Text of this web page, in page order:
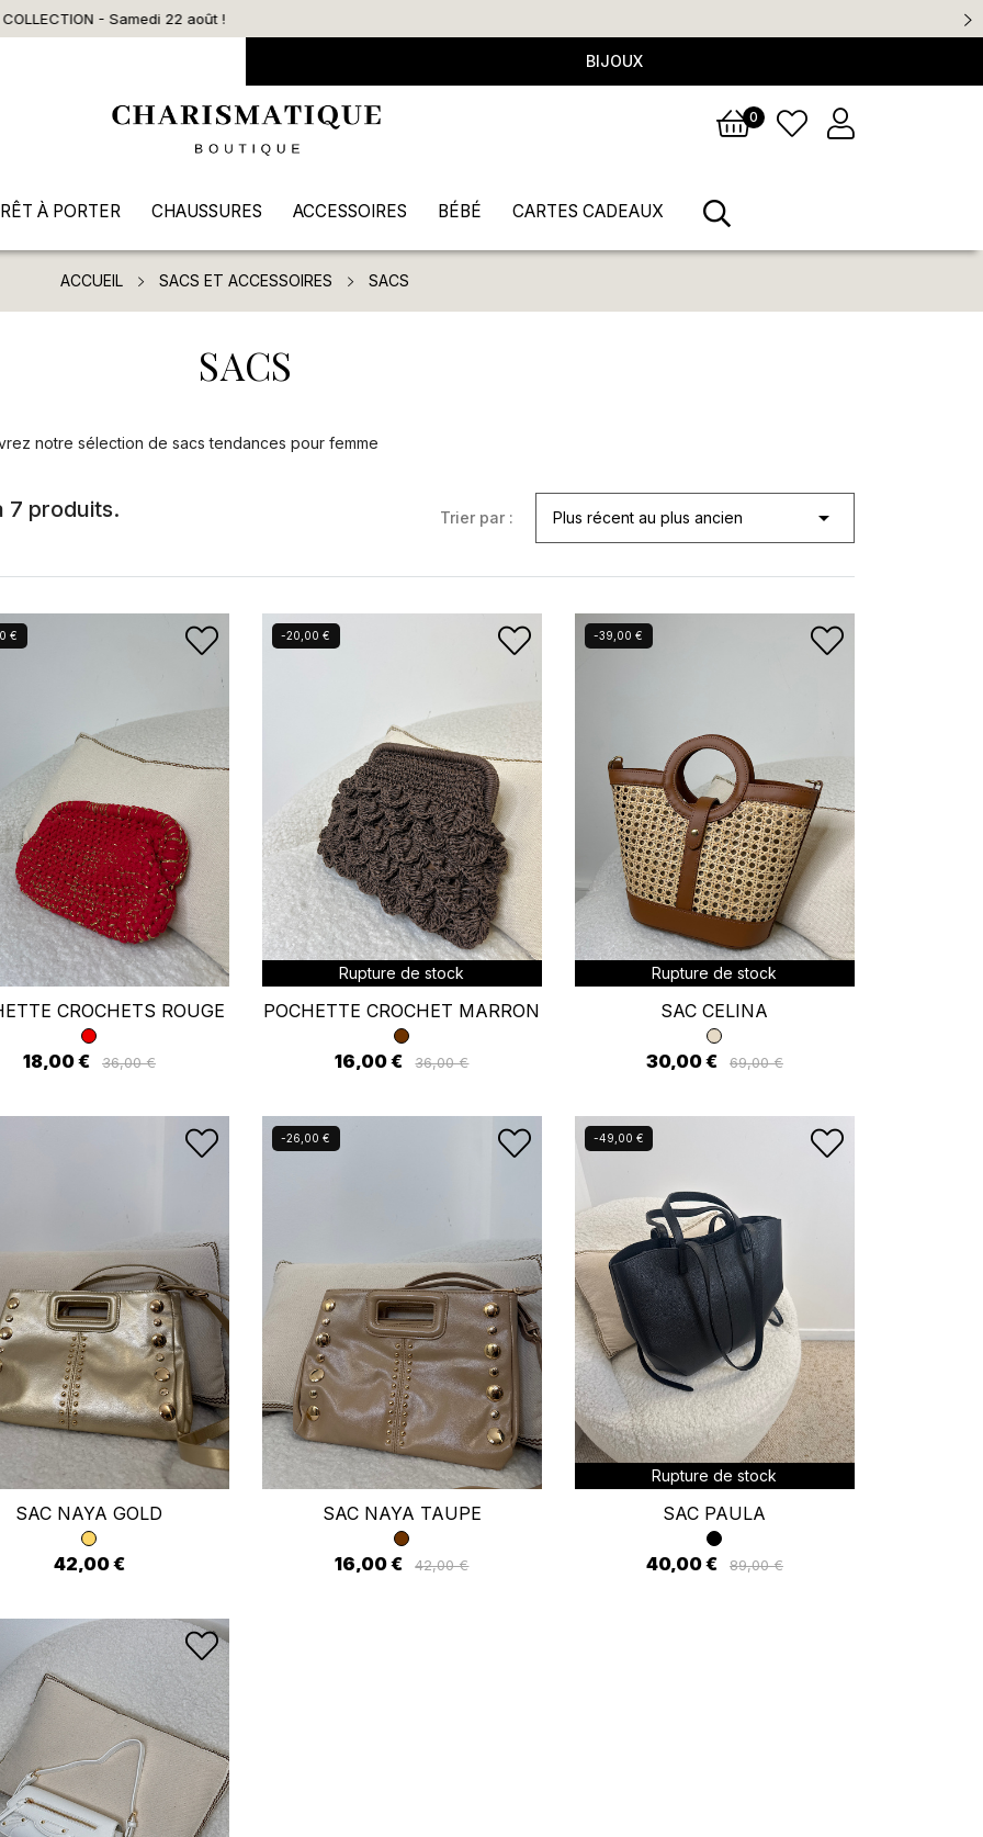
Livraison offerte dès 90€ d’achat
BIJOUX
0
À PORTER CHAUSSURES ACCESSOIRES BÉBÉ CARTES CADEAUX
ACCUEIL SACS ET ACCESSOIRES SACS
SACS
notre sélection de sacs tendances pour femme
7 produits. Trier par : Plus récent au plus ancien 
€
CROCHETS ROUGE
18,00 € 36,00 €
-20,00 €
Rupture de stock
POCHETTE CROCHET MARRON
16,00 € 36,00 €
-39,00 €
Rupture de stock
SAC CELINA
30,00 € 69,00 €
SAC NAYA GOLD
42,00 €
-26,00 €
SAC NAYA TAUPE
16,00 € 42,00 €
-49,00 €
Rupture de stock
SAC PAULA
40,00 € 89,00 €